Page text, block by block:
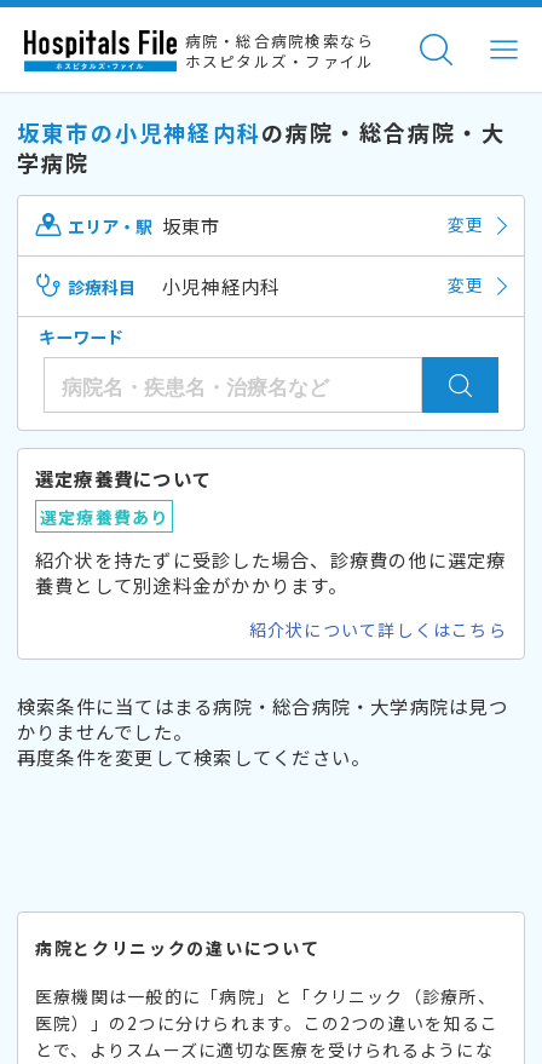
病院・総合病院検索なら
ホスピタルズ・ファイル
坂東市の小児神経内科の病院・総合病院・大
学病院
エリア・駅 坂東市 変更
診療科目 小児神経内科 変更
キーワード
選定療養費について
選定療養費あり
紹介状を持たずに受診した場合、診療費の他に選定療
養費として別途料金がかかります。
紹介状について詳しくはこちら
検索条件に当てはまる病院・総合病院・大学病院は見つ
かりませんでした。
再度条件を変更して検索してください。
病院とクリニックの違いについて
医療機関は一般的に「病院」と「クリニック（診療所、
医院）」の2つに分けられます。この2つの違いを知るこ
とで、よりスムーズに適切な医療を受けられるようにな